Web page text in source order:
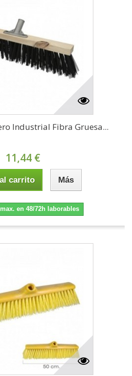
Industrial Fibra Gruesa...
11,44 €
carrito Más
en 48/72h laborables